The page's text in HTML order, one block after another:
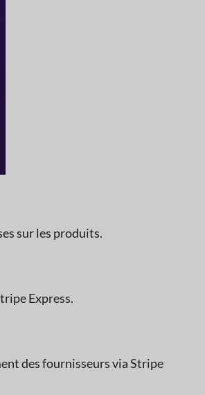
sur les produits.
Express.
des fournisseurs via Stripe